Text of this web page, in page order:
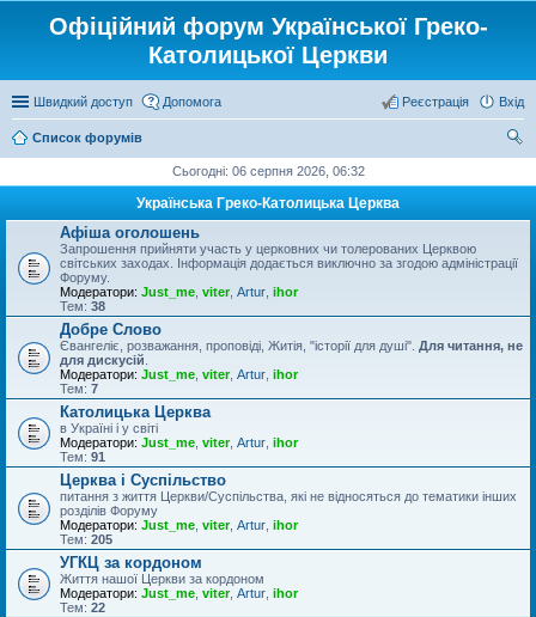
Офіційний форум Української Греко-
Католицької Церкви
Швидкий доступ Допомога Вхід
Реєстрація
Список форумів
Сьогодні: 06 серпня 2026, 06:32
Українська Греко-Католицька Церква
Афіша оголошень
Запрошення прийняти участь у церковних чи толерованих Церквою
світських заходах. Інформація додається виключно за згодою адміністрації
Форуму.
Модератори: Just_me viter, Artur ihor
Тем: 38
Добре Слово
Євангеліє, розважання, проповіді, Житія, "історії для душі". Для читання, не
для дискусій
Модератори: Just_me viter, Artur ihor
Тем: 7
Католицька Церква
в Україні і у світі
Модератори: Just_me viter, Artur ihor
Тем: 91
Церква і Суспільство
питання з життя Церкви/Суспільства, які не відносяться до тематики інших
розділів Форуму
Модератори: Just_me viter, Artur ihor
Тем: 205
УГКЦ за кордоном
Життя нашої Церкви за кордоном
Модератори: Just_me viter, Artur ihor
Тем: 22